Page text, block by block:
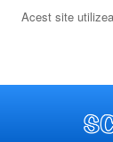
Acest site